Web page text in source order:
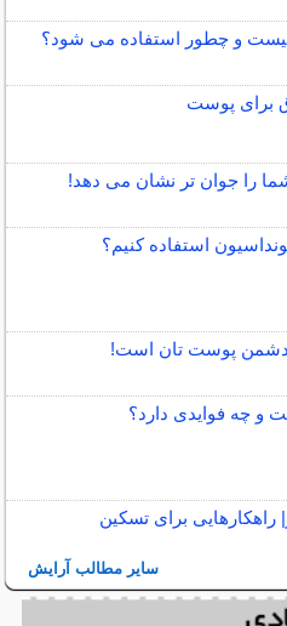
و چطور استفاده می شود؟
برای پوست
استفاده کنیم؟
و چه فوایدی دارد؟
برای تسکین
سایر مطالب آرایش